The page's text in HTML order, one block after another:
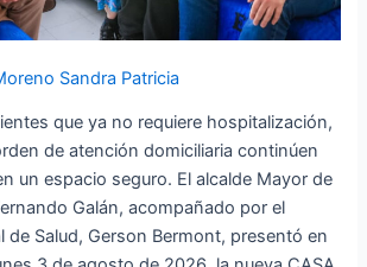
Sandra Patricia
que ya no requiere hospitalización,
de atención domiciliaria continúen
un espacio seguro. El alcalde Mayor de
Galán, acompañado por el
de Salud, Gerson Bermont, presentó en